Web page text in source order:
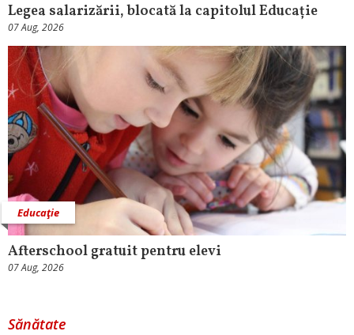
Legea salarizării, blocată la capitolul Educație
07 Aug, 2026
Educaţie
Afterschool gratuit pentru elevi
07 Aug, 2026
Sănătate